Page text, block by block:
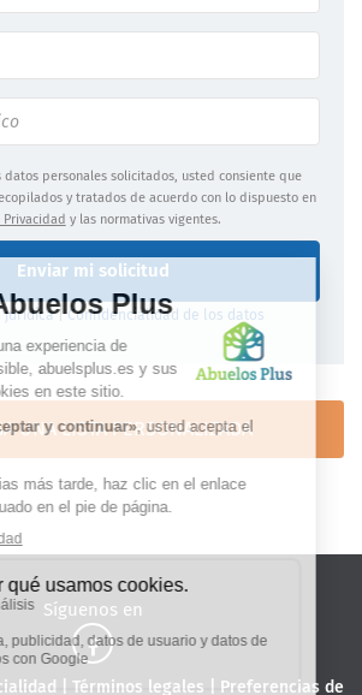
datos personales solicitados, usted consiente que
y tratados de acuerdo con lo dispuesto en
y las normativas vigentes.
Enviar mi solicitud
jurídica|Confidencialidad de los datos
UNA LISTA PERSONALIZADA
Síguenos en
Términos legales Preferencias de